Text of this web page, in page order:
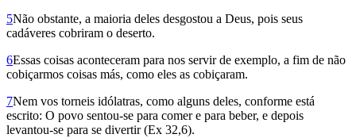
5Não obs­tante, a maioria deles desgostou a Deus, pois seus
cadáveres cobriram o deserto.
6Essas coisas aconteceram para nos servir de exemplo, a fim de não
cobiçarmos coisas más, como eles as cobiçaram.
7Nem vos torneis idólatras, como alguns deles, conforme está
escrito: O povo sentou-se para comer e para beber, e depois
levantou-se para se divertir (Ex 32,6).